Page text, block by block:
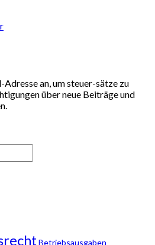
an, um steuer-sätze zu
über neue Beiträge und
Betriebsausgaben